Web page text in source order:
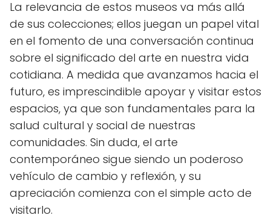
La relevancia de estos museos va más allá
de sus colecciones; ellos juegan un papel vital
en el fomento de una conversación continua
sobre el significado del arte en nuestra vida
cotidiana. A medida que avanzamos hacia el
futuro, es imprescindible apoyar y visitar estos
espacios, ya que son fundamentales para la
salud cultural y social de nuestras
comunidades. Sin duda, el arte
contemporáneo sigue siendo un poderoso
vehículo de cambio y reflexión, y su
apreciación comienza con el simple acto de
visitarlo.